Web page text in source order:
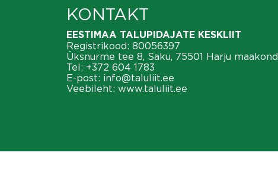
KONTAKT
EESTIMAA TALUPIDAJATE KESKLIIT
Registrikood: 80056397
Üksnurme tee 8, Saku, 75501 Harju maakond
Tel: +372 604 1783
E-post: info@taluliit.ee
Veebileht: www.taluliit.ee